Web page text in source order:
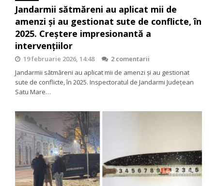
Jandarmii sătmăreni au aplicat mii de
amenzi și au gestionat sute de conflicte, în
2025. Creștere impresionantă a
intervențiilor
19 februarie 2026, 14:48
2 comentarii
Jandarmii sătmăreni au aplicat mii de amenzi și au gestionat
sute de conflicte, în 2025. Inspectoratul de Jandarmi Județean
Satu Mare…